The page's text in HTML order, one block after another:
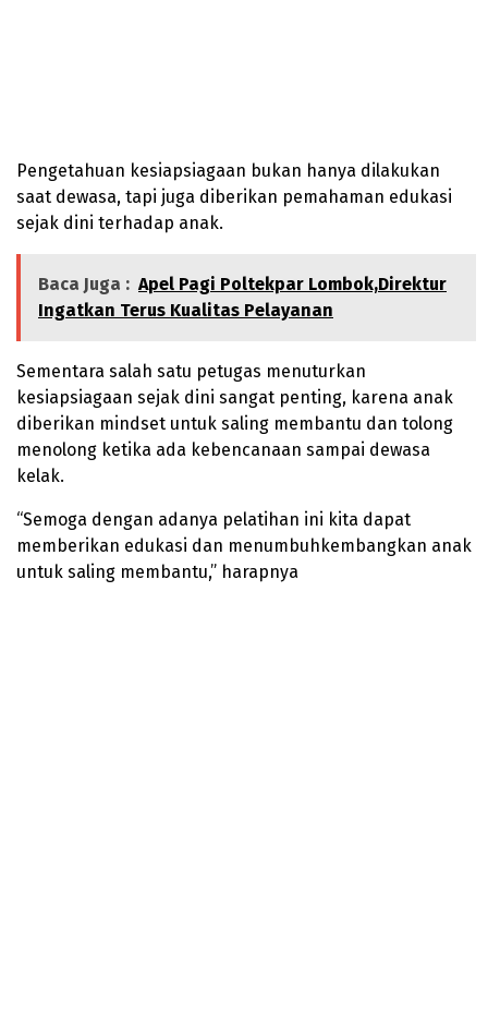
Pengetahuan kesiapsiagaan bukan hanya dilakukan
saat dewasa, tapi juga diberikan pemahaman edukasi
sejak dini terhadap anak.
Baca Juga : Apel Pagi Poltekpar Lombok,Direktur
Ingatkan Terus Kualitas Pelayanan
Sementara salah satu petugas menuturkan
kesiapsiagaan sejak dini sangat penting, karena anak
diberikan mindset untuk saling membantu dan tolong
menolong ketika ada kebencanaan sampai dewasa
kelak.
“Semoga dengan adanya pelatihan ini kita dapat
memberikan edukasi dan menumbuhkembangkan anak
untuk saling membantu,” harapnya